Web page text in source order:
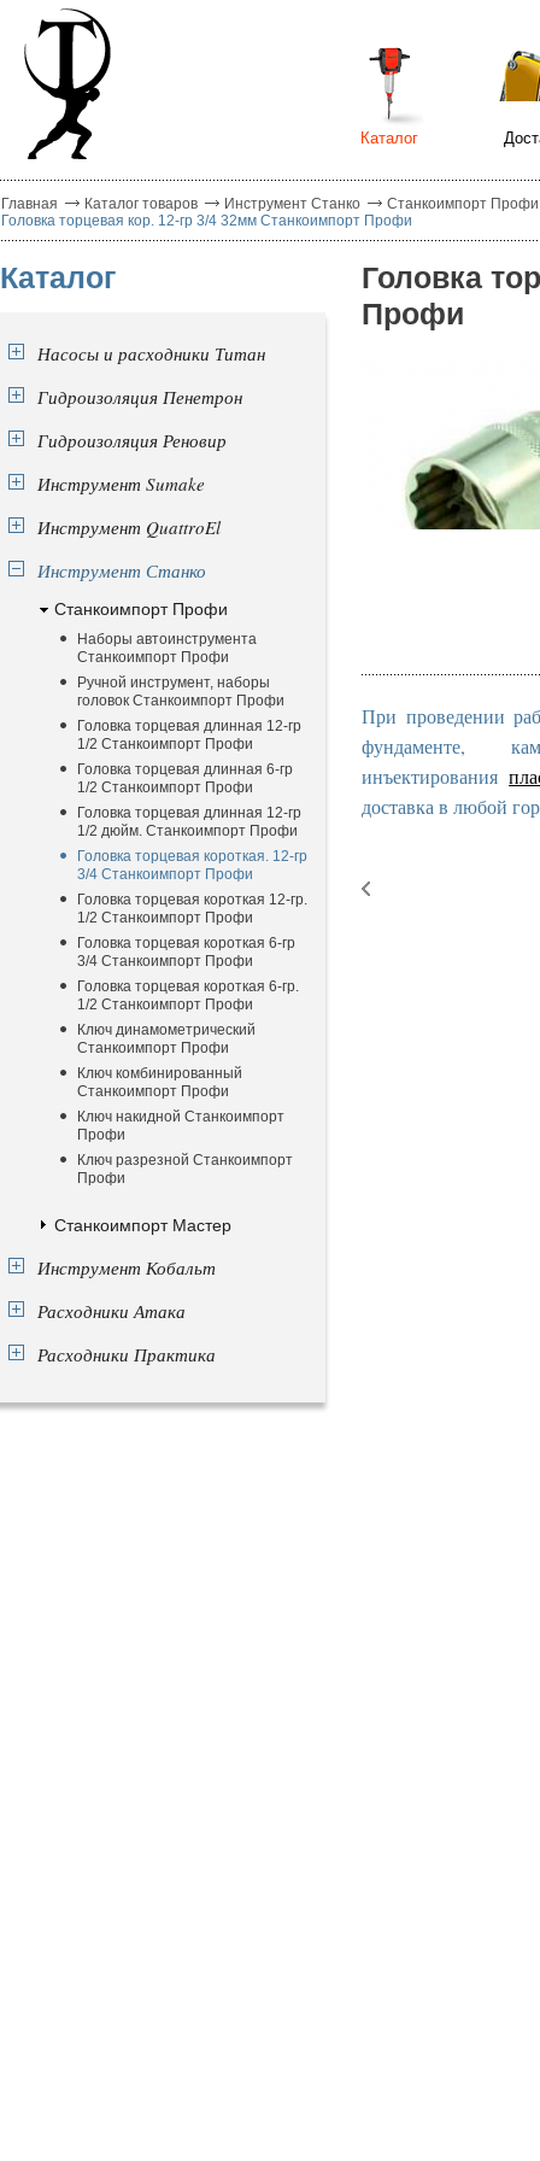
Каталог
Главная Каталог товаров Инструмент Станко
Станкоимпорт Профи
Головка торцевая кор. 12-гр 3/4 32мм Станкоимпорт Профи
Каталог
Насосы и расходники Титан
Гидроизоляция Пенетрон
Гидроизоляция Реновир
Инструмент Sumake
Инструмент QuattroEl
Инструмент Станко
Станкоимпорт Профи
Наборы автоинструмента
Станкоимпорт Профи
Ручной инструмент, наборы
головок Станкоимпорт Профи
Головка торцевая длинная 12-гр
1/2 Станкоимпорт Профи
Головка торцевая длинная 6-гр
1/2 Станкоимпорт Профи
Головка торцевая длинная 12-гр
1/2 дюйм. Станкоимпорт Профи
Головка торцевая короткая. 12-гр
3/4 Станкоимпорт Профи
Головка торцевая короткая 12-гр.
1/2 Станкоимпорт Профи
Головка торцевая короткая 6-гр
3/4 Станкоимпорт Профи
Головка торцевая короткая 6-гр.
1/2 Станкоимпорт Профи
Ключ динамометрический
Станкоимпорт Профи
Ключ комбинированный
Станкоимпорт Профи
Ключ накидной Станкоимпорт
Профи
Ключ разрезной Станкоимпорт
Профи
Станкоимпорт Мастер
Инструмент Кобальт
Расходники Атака
Расходники Практика
Головка
Профи
При проведении
фундаменте,
инъектирования
доставка в любой